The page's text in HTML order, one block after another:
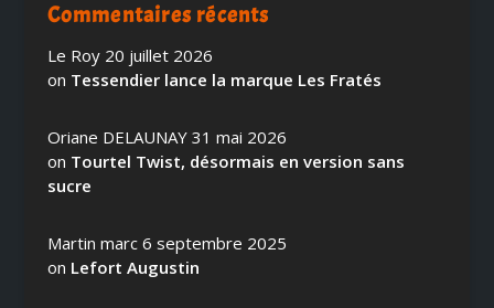
Commentaires récents
Le Roy 20 juillet 2026
on Tessendier lance la marque Les Fratés
Oriane DELAUNAY 31 mai 2026
on Tourtel Twist, désormais en version sans
sucre
Martin marc 6 septembre 2025
on Lefort Augustin